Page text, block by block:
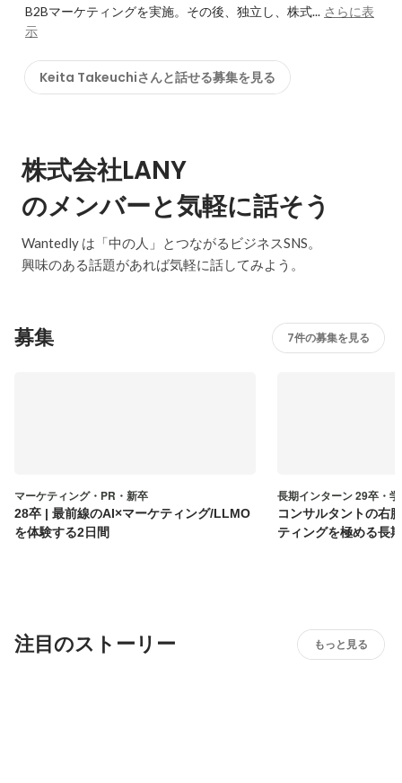
B2Bマーケティングを実施。その後、独立し、株式... さらに表
示
Keita Takeuchiさんと話せる募集を見る
株式会社LANY
のメンバーと気軽に話そう
Wantedly は「中の人」とつながるビジネスSNS。
興味のある話題があれば気軽に話してみよう。
募集 7件の募集を見る
マーケティング・PR・新卒
28卒 | 最前線のAI×マーケティング/LLMO
を体験する2日間
長期インターン 29卒・
コンサルタントの右
ティングを極める長
注目のストーリー もっと見る